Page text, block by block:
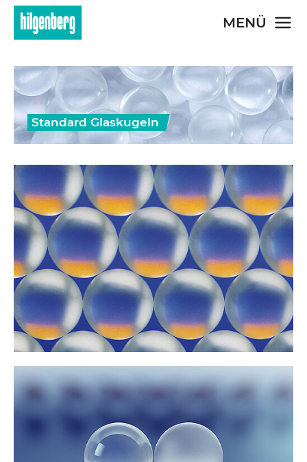
Skip to main content MENÜ
Standard Glaskugeln